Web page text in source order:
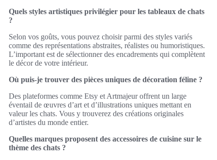
Quels styles artistiques privilégier pour les tableaux de chats
?
Selon vos goûts, vous pouvez choisir parmi des styles variés
comme des représentations abstraites, réalistes ou humoristiques.
L’important est de sélectionner des encadrements qui complètent
le décor de votre intérieur.
Où puis-je trouver des pièces uniques de décoration féline ?
Des plateformes comme Etsy et Artmajeur offrent un large
éventail de œuvres d’art et d’illustrations uniques mettant en
valeur les chats. Vous y trouverez des créations originales
d’artistes du monde entier.
Quelles marques proposent des accessoires de cuisine sur le
thème des chats ?